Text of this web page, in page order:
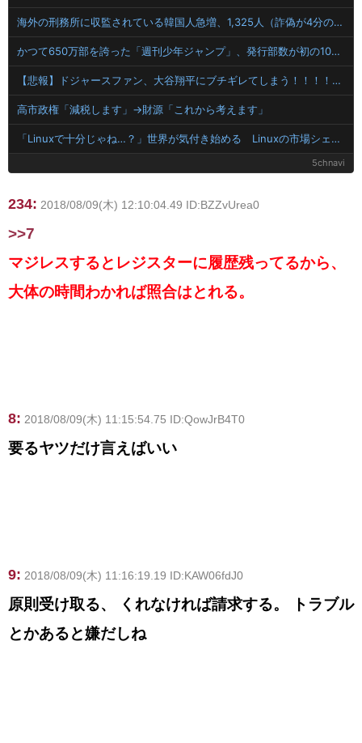
海外の刑務所に収監されている韓国人急増、1,325人（詐偽が4分の1） 日本には254人
かつて650万部を誇った「週刊少年ジャンプ」、発行部数が初の100万部割れ
【悲報】ドジャースファン、大谷翔平にブチギレてしまう！！！！！！
高市政権「減税します」→財源「これから考えます」
「Linuxで十分じゃね…？」世界が気付き始める Linuxの市場シェアが初めて10%超える
5chnavi
234: 2018/08/09(木) 12:10:04.49 ID:BZZvUrea0
>>7
マジレスするとレジスターに履歴残ってるから、
大体の時間わかれば照合はとれる。
8: 2018/08/09(木) 11:15:54.75 ID:QowJrB4T0
要るヤツだけ言えばいい
9: 2018/08/09(木) 11:16:19.19 ID:KAW06fdJ0
原則受け取る、 くれなければ請求する。 トラブル
とかあると嫌だしね